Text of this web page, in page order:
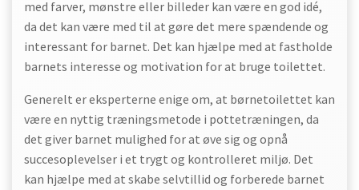
med farver, mønstre eller billeder kan være en god idé,
da det kan være med til at gøre det mere spændende og
interessant for barnet. Det kan hjælpe med at fastholde
barnets interesse og motivation for at bruge toilettet.
Generelt er eksperterne enige om, at børnetoilettet kan
være en nyttig træningsmetode i pottetræningen, da
det giver barnet mulighed for at øve sig og opnå
succesoplevelser i et trygt og kontrolleret miljø. Det
kan hjælpe med at skabe selvtillid og forberede barnet